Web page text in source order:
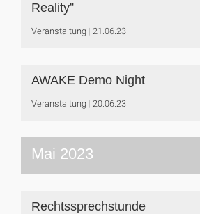
Reality”
Veranstaltung 21.06.23
AWAKE Demo Night
Veranstaltung 20.06.23
Mai 2023
Rechtssprechstunde